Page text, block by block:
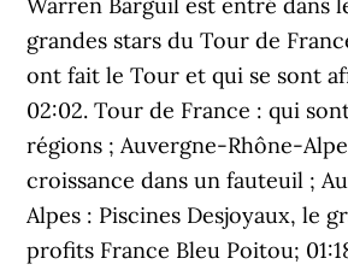
grandes stars du Tour de
ont fait le Tour et qui se sont
02:02. Tour de France : qui
régions ; Auvergne-Rhône-
croissance dans un fauteuil ;
Alpes : Piscines Desjoyaux, le
profits France Bleu Poitou;